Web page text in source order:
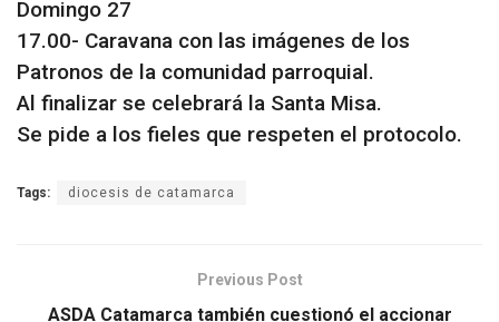
Domingo 27
17.00- Caravana con las imágenes de los
Patronos de la comunidad parroquial.
Al finalizar se celebrará la Santa Misa.
Se pide a los fieles que respeten el protocolo.
Tags: diocesis de catamarca
Previous Post
ASDA Catamarca también cuestionó el accionar